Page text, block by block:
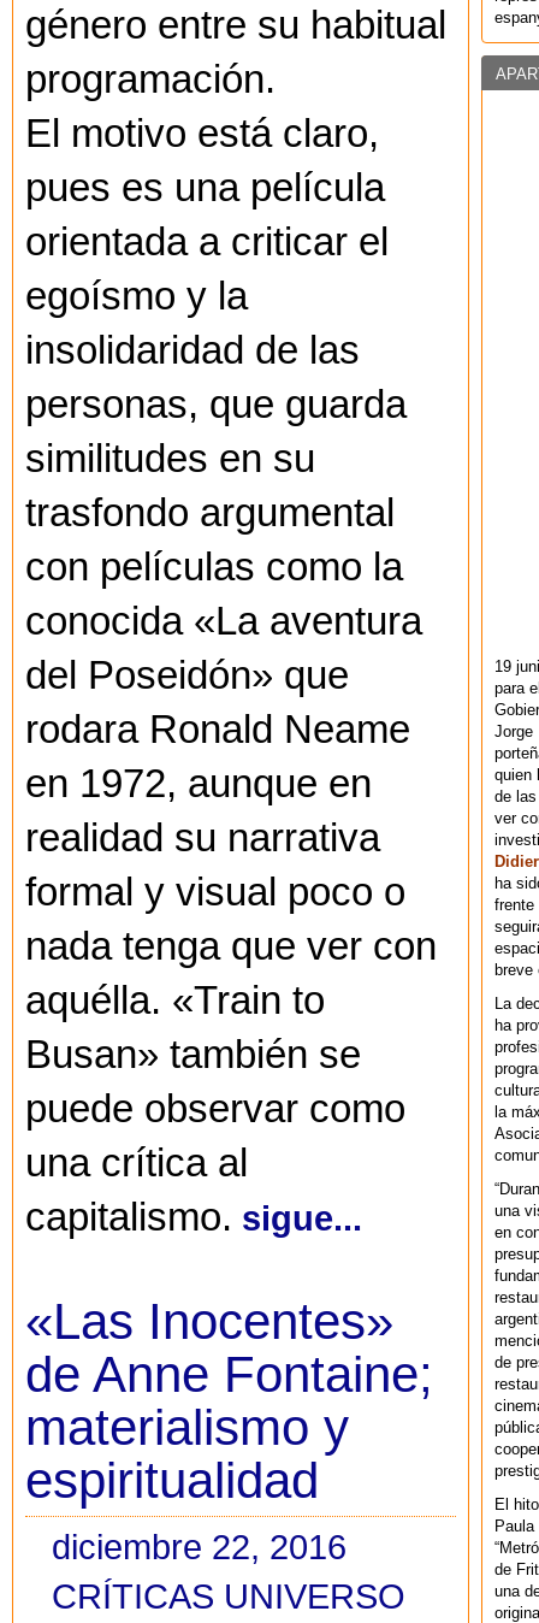
género entre su habitual
programación.
El motivo está claro,
pues es una película
orientada a criticar el
egoísmo y la
insolidaridad de las
personas, que guarda
similitudes en su
trasfondo argumental
con películas como la
conocida «La aventura
del Poseidón» que
rodara Ronald Neame
en 1972, aunque en
realidad su narrativa
formal y visual poco o
nada tenga que ver con
aquélla. «Train to
Busan» también se
puede observar como
una crítica al
capitalismo. sigue...
«Las Inocentes»
de Anne Fontaine;
materialismo y
espiritualidad
diciembre 22, 2016
CRÍTICAS UNIVERSO
19
para
Jorge
quien
de
ver
Didier
ha
frente
breve
La
ha
la
una
en
de
El
de
una